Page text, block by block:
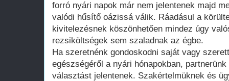
forró nyári napok már nem jelentenek majd
valódi hűsítő oázissá válik. Ráadásul a
kivitelezésnek köszönhetően mindez úgy
rezsiköltségek sem szaladnak az égbe.
Ha szeretnénk gondoskodni saját vagy
egészségéről a nyári hónapokban,
választást jelentenek. Szakértelmüknek és